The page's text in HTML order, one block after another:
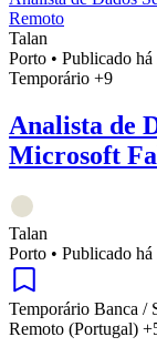
Remoto
Talan
Porto • Publicado há
Temporário +9
Analista de
Microsoft
Talan
Porto • Publicado há
Temporário Banca /
Remoto (Portugal)